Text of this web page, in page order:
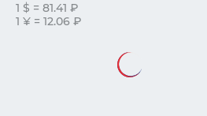
1 $ = 81.41 ₽
1 ¥ = 12.06 ₽